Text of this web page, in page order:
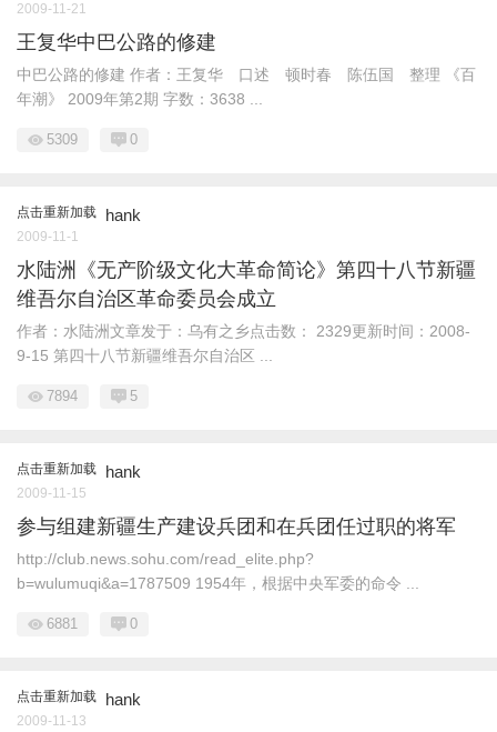
2009-11-21
王复华中巴公路的修建
中巴公路的修建 作者：王复华 口述 顿时春 陈伍国 整理 《百
年潮》 2009年第2期 字数：3638 ...
5309 0
点击重新加载 hank
2009-11-1
水陆洲《无产阶级文化大革命简论》第四十八节新疆
维吾尔自治区革命委员会成立
作者：水陆洲文章发于：乌有之乡点击数： 2329更新时间：2008-
9-15 第四十八节新疆维吾尔自治区 ...
7894 5
点击重新加载 hank
2009-11-15
参与组建新疆生产建设兵团和在兵团任过职的将军
http://club.news.sohu.com/read_elite.php?
b=wulumuqi&a=1787509 1954年，根据中央军委的命令 ...
6881 0
点击重新加载 hank
2009-11-13